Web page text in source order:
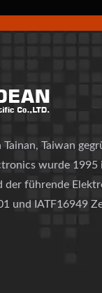
Taiwan
wurde 1995
der führende
und IATF16949